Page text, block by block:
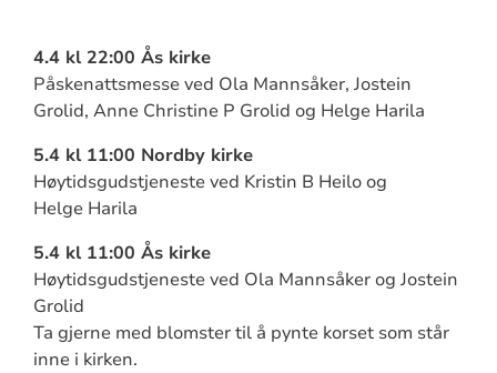
4.4 kl 22:00 Ås kirke
Påskenattsmesse ved Ola Mannsåker, Jostein
Grolid, Anne Christine P Grolid og Helge Harila
5.4 kl 11:00 Nordby kirke
Høytidsgudstjeneste ved Kristin B Heilo og
Helge Harila
5.4 kl 11:00 Ås kirke
Høytidsgudstjeneste ved Ola Mannsåker og Jostein
Grolid
Ta gjerne med blomster til å pynte korset som står
inne i kirken.